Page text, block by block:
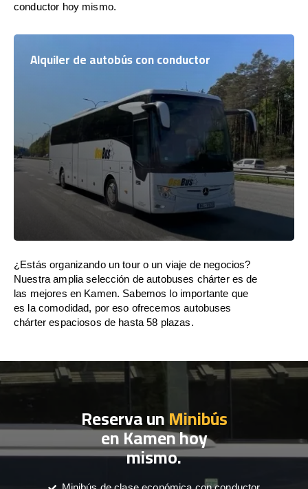
conductor hoy mismo.
Alquiler de autobús con conductor
¿Estás organizando un tour o un viaje de negocios?
Nuestra amplia selección de autobuses chárter es de
las mejores en Kamen. Sabemos lo importante que
es la comodidad, por eso ofrecemos autobuses
chárter espaciosos de hasta 58 plazas.
Reserva unMinibús
en Kamen hoy
mismo.